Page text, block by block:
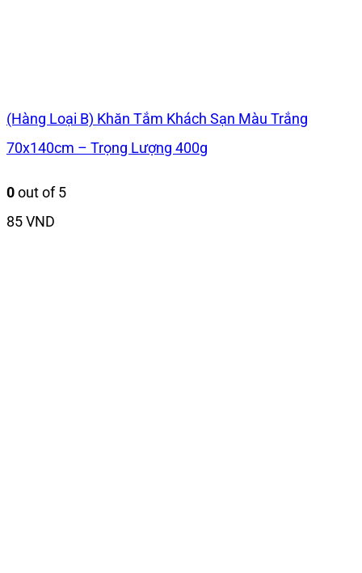
(Hàng Loại B) Khăn Tắm Khách Sạn Màu Trắng
70x140cm – Trọng Lượng 400g
0out of 5
85VND